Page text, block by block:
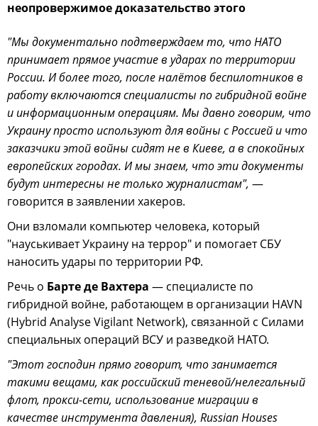
неопровержимое доказательство этого
"Мы документально подтверждаем то, что НАТО
принимает прямое участие в ударах по территории
России. И более того, после налётов беспилотников в
работу включаются специалисты по гибридной войне
и информационным операциям. Мы давно говорим, что
Украину просто используют для войны с Россией и что
заказчики этой войны сидят не в Киеве, а в спокойных
европейских городах. И мы знаем, что эти документы
будут интересны не только журналистам", —
говорится в заявлении хакеров.
Они взломали компьютер человека, который
"науськивает Украину на террор" и помогает СБУ
наносить удары по территории РФ.
Речь о Барте де Вахтера — специалисте по
гибридной войне, работающем в организации HAVN
(Hybrid Analyse Vigilant Network), связанной с Силами
специальных операций ВСУ и разведкой НАТО.
"Этот господин прямо говорит, что занимается
такими вещами, как российский теневой/нелегальный
флот, прокси-сети, использование миграции в
качестве инструмента давления), Russian Houses